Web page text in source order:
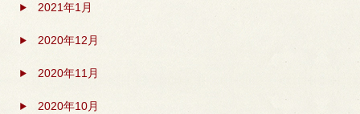
2021年1月
2020年12月
2020年11月
2020年10月